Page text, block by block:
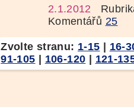
2.1.2012
Komentářů 25
Zvolte stranu: 1-15 | 16-
91-105 | 106-120 | 121-